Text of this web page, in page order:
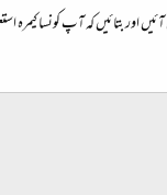
بتائیں کہ آپ کونسا کیمرہ